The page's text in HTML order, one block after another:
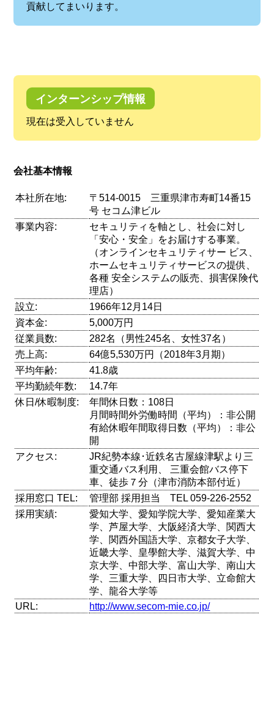
貢献してまいります。
インターンシップ情報
現在は受入していません
会社基本情報
本社所在地:
〒514-0015 三重県津市寿町14番15
号 セコム津ビル
事業内容:
セキュリティを軸とし、社会に対し
「安心・安全」をお届けする事業。
（オンラインセキュリティサー ビス、
ホームセキュリティサービスの提供、
各種 安全システムの販売、損害保険代
理店）
設立:
1966年12月14日
資本金:
5,000万円
従業員数:
282名（男性245名、女性37名）
売上高:
64億5,530万円（2018年3月期）
平均年齢:
41.8歳
平均勤続年数:
14.7年
休日/休暇制度:
年間休日数：108日
月間時間外労働時間（平均）：非公開
有給休暇年間取得日数（平均）：非公
開
アクセス:
JR紀勢本線･近鉄名古屋線津駅より三
重交通バス利用、 三重会館バス停下
車、徒歩７分（津市消防本部付近）
採用窓口 TEL:
管理部 採用担当 TEL 059-226-2552
採用実績:
愛知大学、愛知学院大学、愛知産業大
学、芦屋大学、大阪経済大学、関西大
学、関西外国語大学、京都女子大学、
近畿大学、皇學館大学、滋賀大学、中
京大学、中部大学、富山大学、南山大
学、三重大学、四日市大学、立命館大
学、龍谷大学等
URL:
http://www.secom-mie.co.jp/